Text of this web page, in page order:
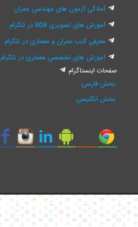
آمادگی آزمون های مهندسی عمران
آموزش های تصویری 808 در تلگرام
معرفی کتب عمران و معماری در تلگرام
آموزش های تخصصی معماری در تلگرام
صفحات اینستاگرام
بخش فارسی
بخش انگلیسی